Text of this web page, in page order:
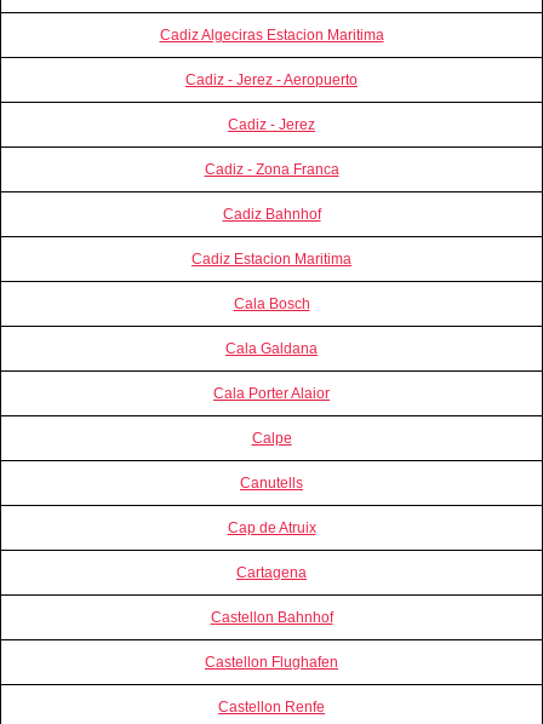
Cadiz Algeciras Estacion Maritima
Cadiz - Jerez - Aeropuerto
Cadiz - Jerez
Cadiz - Zona Franca
Cadiz Bahnhof
Cadiz Estacion Maritima
Cala Bosch
Cala Galdana
Cala Porter Alaior
Calpe
Canutells
Cap de Atruix
Cartagena
Castellon Bahnhof
Castellon Flughafen
Castellon Renfe